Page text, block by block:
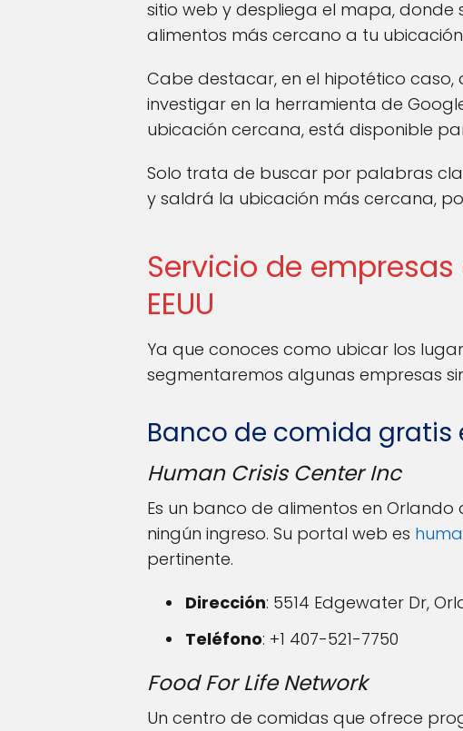
sitio web y despliega el mapa,
alimentos más cercano a tu
Cabe destacar, en el hipotético caso,
investigar en la herramienta de
ubicación cercana, está disponible
Solo trata de buscar por palabras
y saldrá la ubicación más cercana,
Servicio de
EEUU
Ya que conoces como ubicar los
segmentaremos algunas empresas
Banco de comida gratis
Human Crisis Center Inc
Es un banco de alimentos en
ningún ingreso. Su portal web es
pertinente.
Dirección: 5514 Edgewater Dr,
Teléfono: +1 407-521-7750
Food For Life Network
Un centro de comidas que ofrece